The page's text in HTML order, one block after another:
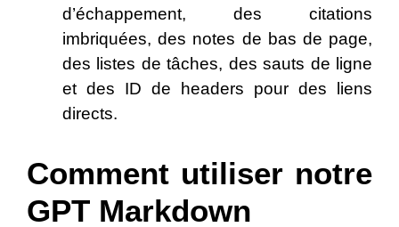
d’échappement, des citations
imbriquées, des notes de bas de page,
des listes de tâches, des sauts de ligne
et des ID de headers pour des liens
directs.
Comment utiliser notre
GPT Markdown